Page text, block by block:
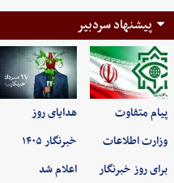
پیشنهاد سردبیر
پیام متفاوت
وزارت اطلاعات
برای روز خبرنگار
هدایای روز
خبرنگار ۱۴۰۵
اعلام شد